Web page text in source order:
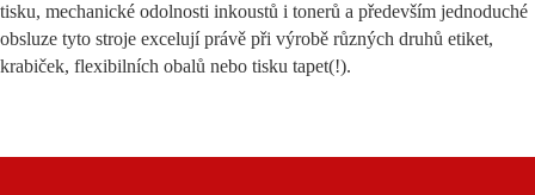
tisku, mechanické odolnosti inkoustů i tonerů a především jednoduché
obsluze tyto stroje excelují právě při výrobě různých druhů etiket,
krabiček, flexibilních obalů nebo tisku tapet(!).